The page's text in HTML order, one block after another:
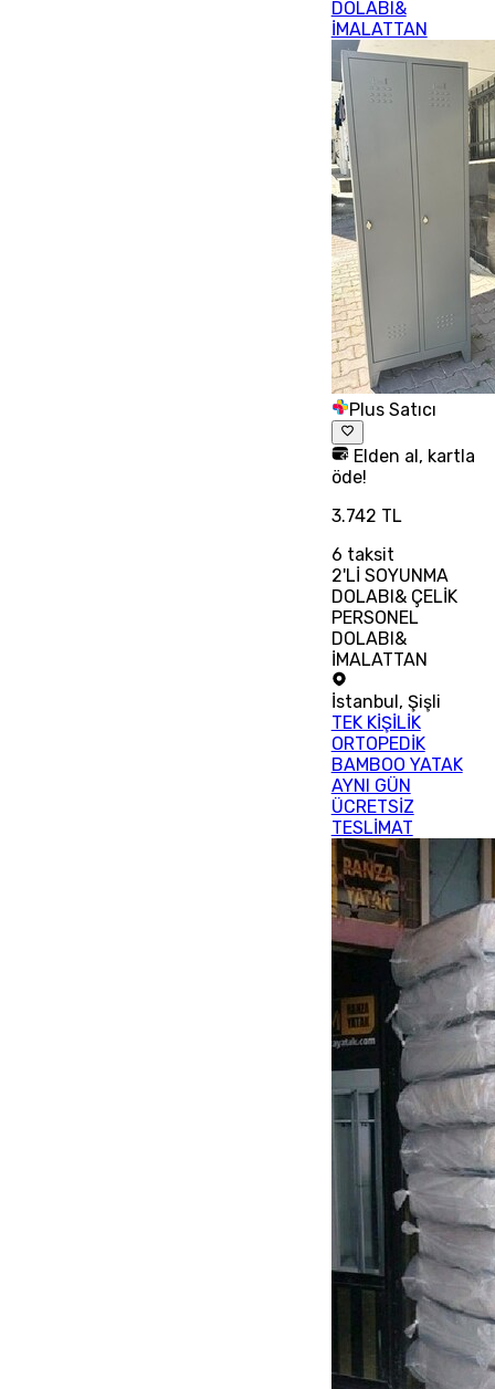
DOLABI&
İMALATTAN
Plus Satıcı
Elden al, kartla
öde!
3.742 TL
6 taksit
2'Lİ SOYUNMA
DOLABI& ÇELİK
PERSONEL
DOLABI&
İMALATTAN
İstanbul, Şişli
TEK KİŞİLİK
ORTOPEDİK
BAMBOO YATAK
AYNI GÜN
ÜCRETSİZ
TESLİMAT